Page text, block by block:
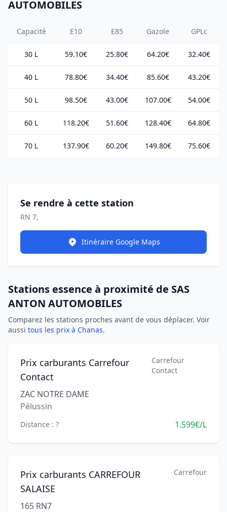
AUTOMOBILES
Capacité E10 E85 Gazole GPLc
30 L 59.10€ 25.80€ 64.20€ 32.40€
40 L 78.80€ 34.40€ 85.60€ 43.20€
50 L 98.50€ 43.00€ 107.00€ 54.00€
60 L 118.20€ 51.60€ 128.40€ 64.80€
70 L 137.90€ 60.20€ 149.80€ 75.60€
Se rendre à cette station
RN 7,
Itinéraire Google Maps
Stations essence à proximité de SAS
ANTON AUTOMOBILES
Comparez les stations proches avant de vous déplacer. Voir
aussi tous les prix à Chanas.
Prix carburants Carrefour
Contact
Carrefour
Contact
ZAC NOTRE DAME
Pélussin
Distance : ? 1.599€/L
Prix carburants CARREFOUR
SALAISE
Carrefour
165 RN7